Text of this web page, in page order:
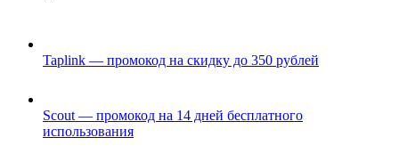
Taplink — промокод на скидку до 350 рублей
Scout — промокод на 14 дней бесплатного
использования